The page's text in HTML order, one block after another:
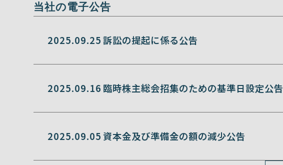
当社の電子公告
2025.09.25訴訟の提起に係る公告
2025.09.16 臨時株主総会招集のための基準日設定公告
2025.09.05資本金及び準備金の額の減少公告